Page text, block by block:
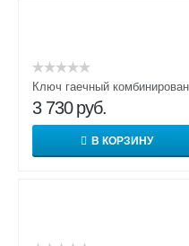
Ключ гаечный
3 730 руб.
В КОРЗИНУ